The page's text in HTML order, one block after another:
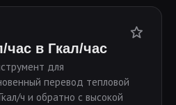
час в Гкал/час
для
перевод тепловой
ч и обратно с высокой